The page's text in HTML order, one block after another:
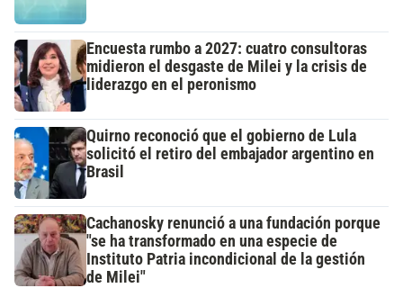
Encuesta rumbo a 2027: cuatro consultoras
midieron el desgaste de Milei y la crisis de
liderazgo en el peronismo
Quirno reconoció que el gobierno de Lula
solicitó el retiro del embajador argentino en
Brasil
Cachanosky renunció a una fundación porque
"se ha transformado en una especie de
Instituto Patria incondicional de la gestión
de Milei"